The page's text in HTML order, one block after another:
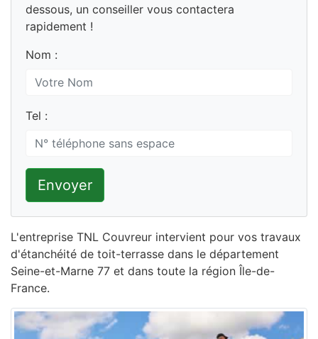
dessous, un conseiller vous contactera
rapidement !
Nom :
Tel :
Envoyer
L'entreprise TNL Couvreur intervient pour vos travaux
d'étanchéité de toit-terrasse dans le département
Seine-et-Marne 77 et dans toute la région Île-de-
France.